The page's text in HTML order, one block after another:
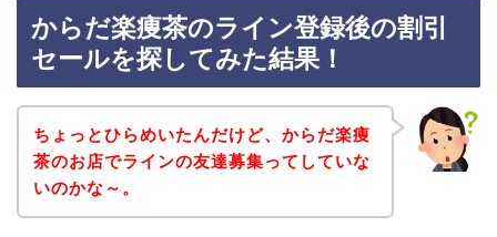
からだ楽痩茶のライン登録後の割引
セールを探してみた結果！
ちょっとひらめいたんだけど、からだ楽痩
茶のお店でラインの友達募集ってしていな
いのかな～。